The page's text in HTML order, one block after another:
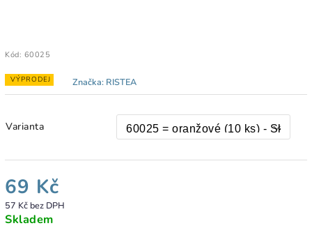
Kód: 60025
VÝPRODEJ Značka: RISTEA
Varianta
69 Kč
57 Kč bez DPH
Skladem